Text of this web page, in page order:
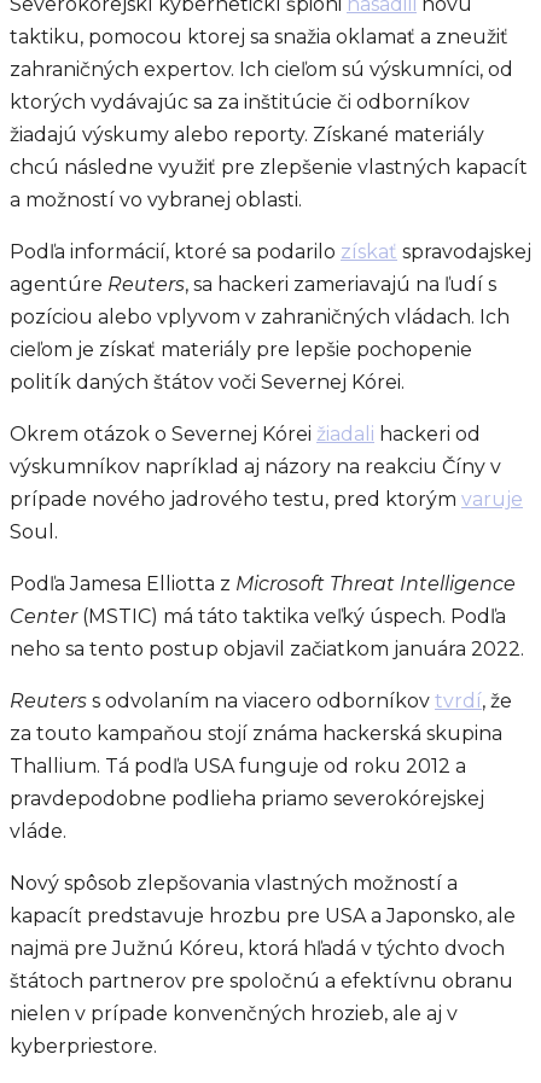
taktiku, pomocou ktorej sa snažia oklamať a zneužiť
zahraničných expertov. Ich cieľom sú výskumníci, od
ktorých vydávajúc sa za inštitúcie či odborníkov
žiadajú výskumy alebo reporty. Získané materiály
chcú následne využiť pre zlepšenie vlastných kapacít
a možností vo vybranej oblasti.
Podľa informácií, ktoré sa podarilo získať spravodajskej
agentúre Reuters, sa hackeri zameriavajú na ľudí s
pozíciou alebo vplyvom v zahraničných vládach. Ich
cieľom je získať materiály pre lepšie pochopenie
politík daných štátov voči Severnej Kórei.
Okrem otázok o Severnej Kórei žiadali hackeri od
výskumníkov napríklad aj názory na reakciu Číny v
prípade nového jadrového testu, pred ktorým varuje
Soul.
Podľa Jamesa Elliotta z Microsoft Threat Intelligence
Center(MSTIC) má táto taktika veľký úspech. Podľa
neho sa tento postup objavil začiatkom januára 2022.
Reuters s odvolaním na viacero odborníkov tvrdí, že
za touto kampaňou stojí známa hackerská skupina
Thallium. Tá podľa USA funguje od roku 2012 a
pravdepodobne podlieha priamo severokórejskej
vláde.
Nový spôsob zlepšovania vlastných možností a
kapacít predstavuje hrozbu pre USA a Japonsko, ale
najmä pre Južnú Kóreu, ktorá hľadá v týchto dvoch
štátoch partnerov pre spoločnú a efektívnu obranu
nielen v prípade konvenčných hrozieb, ale aj v
kyberpriestore.